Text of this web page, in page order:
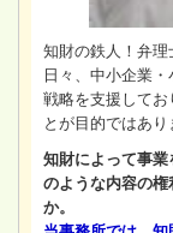
知財の鉄人！弁理
日々、中小企業
戦略を支援してお
とが目的ではあり
知財によって事
のような内容の
か。